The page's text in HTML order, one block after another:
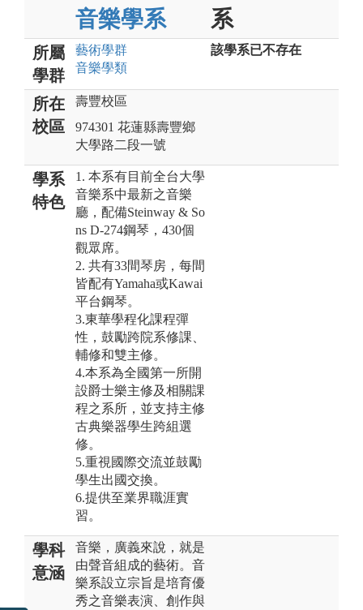
音樂學系
系
所屬
學群
藝術學群
音樂學類
該學系已不存在
所在
校區
壽豐校區
974301 花蓮縣壽豐鄉
大學路二段一號
學系
特色
1. 本系有目前全台大學
音樂系中最新之音樂
廳，配備Steinway & So
ns D-274鋼琴，430個
觀眾席。
2. 共有33間琴房，每間
皆配有Yamaha或Kawai
平台鋼琴。
3.東華學程化課程彈
性，鼓勵跨院系修課、
輔修和雙主修。
4.本系為全國第一所開
設爵士樂主修及相關課
程之系所，並支持主修
古典樂器學生跨組選
修。
5.重視國際交流並鼓勵
學生出國交換。
6.提供至業界職涯實
習。
學科
意涵
音樂，廣義來說，就是
由聲音組成的藝術。音
樂系設立宗旨是培育優
秀之音樂表演、創作與